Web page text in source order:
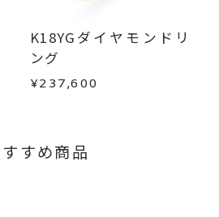
ムよりご連絡ください。
弊社にて負担いたしますの
ください。
K18YGダイヤモンドリ
ング
¥237,600
すめ商品